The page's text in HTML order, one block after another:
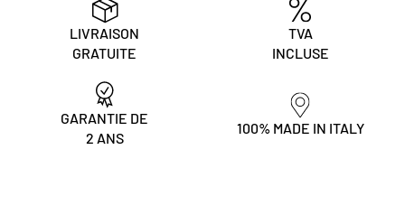
LIVRAISON
GRATUITE
TVA
INCLUSE
GARANTIE DE
2 ANS
100% MADE IN ITALY